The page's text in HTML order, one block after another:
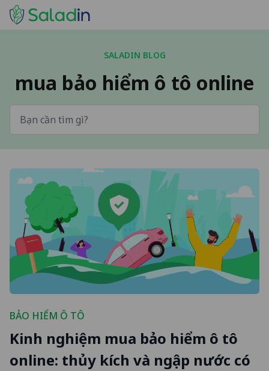
SALADIN BLOG
mua bảo hiểm ô tô online
BẢO HIỂM Ô TÔ
Kinh nghiệm mua bảo hiểm ô tô
online: thủy kích và ngập nước có